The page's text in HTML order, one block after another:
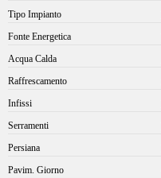
Tipo Impianto
Fonte Energetica
Acqua Calda
Raffrescamento
Infissi
Serramenti
Persiana
Pavim. Giorno